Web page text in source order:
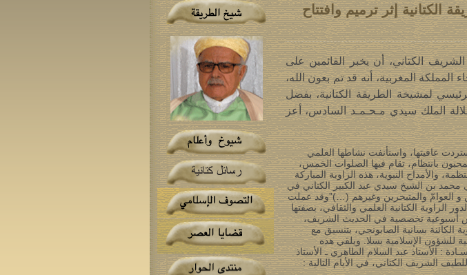
الكتانية إثر ترميم وافتتاح
الكتاني، أن يخبر القائمين على
المملكة المغربية، أنه قد تم بعون الله،
الرئيسي لمشيخة الطريقة الكتانية، بفضل
جلالة الملك سيدي مـحـمـد السادس، أعز
عافيتها، واستأنفت نشاطها العلمي
بانتظام، تقام فيها الصلوات الخمس،
والأمداح النبوية، هذه الزاوية المباركة
محمد بن الشيخ سيدي عبد الكبير الكتاني في
و العوامّ والمتبحرين وغيرهم (…)”وقد عملت
الكتانية العلمي والثقافي، بصفتها
أسبوعية تخصصية في الحديث الشريف،
الكائنة بسانية الصابونجي، بتنسيق مع
للشؤون الإسلامية بسلا. ويلقي هذه
: الأستاذ عبد السلام الطاهري ـ الأستاذ
الشريف الكتاني، في الأيام التالية :